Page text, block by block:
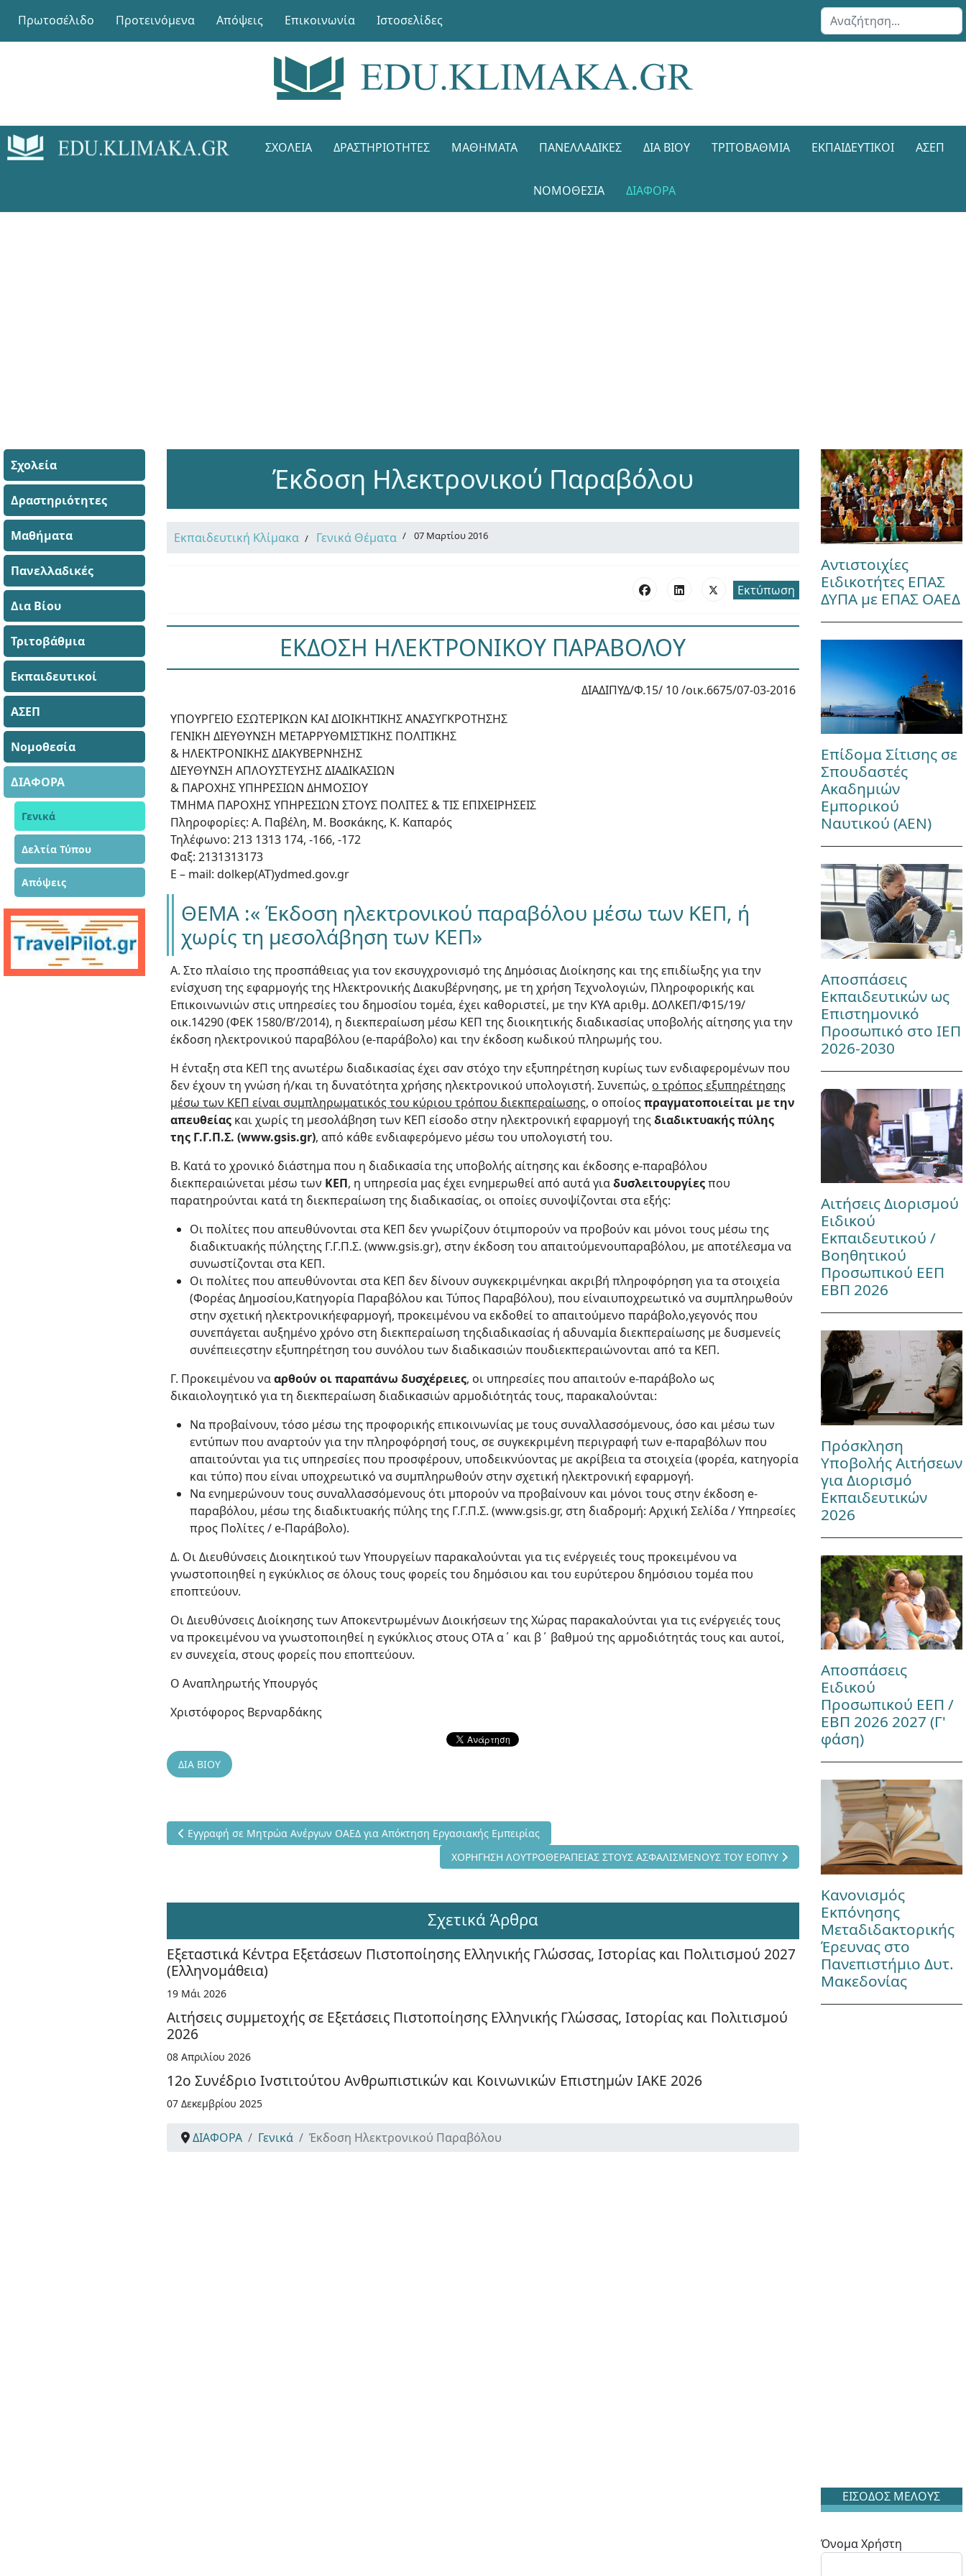
Πρωτοσέλιδο Προτεινόμενα Απόψεις Επικοινωνία Ιστοσελίδες Αναζήτηση...
ΣΧΟΛΕΊΑ ΔΡΑΣΤΗΡΙΌΤΗΤΕΣ ΜΑΘΉΜΑΤΑ ΠΑΝΕΛΛΑΔΙΚΈΣ ΔΙΑ ΒΊΟΥ ΤΡΙΤΟΒΆΘΜΙΑ ΕΚΠΑΙΔΕΥΤΙΚΟΊ ΑΣΕΠ
ΝΟΜΟΘΕΣΊΑ ΔΙΑΦΟΡΑ
Σχολεία
Δραστηριότητες
Μαθήματα
Πανελλαδικές
Δια Βίου
Τριτοβάθμια
Εκπαιδευτικοί
ΑΣΕΠ
Νομοθεσία
ΔΙΑΦΟΡΑ
Γενικά
Δελτία Τύπου
Απόψεις
Έκδοση Ηλεκτρονικού Παραβόλου
Εκπαιδευτική Κλίμακα Γενικά Θέματα 07 Μαρτίου 2016
Εκτύπωση
ΕΚΔΟΣΗ ΗΛΕΚΤΡΟΝΙΚΟΥ ΠΑΡΑΒΟΛΟΥ
ΔΙΑΔΙΠΥΔ/Φ.15/ 10 /οικ.6675/07-03-2016
ΥΠΟΥΡΓΕΙΟ ΕΣΩΤΕΡΙΚΩΝ ΚΑΙ ΔΙΟΙΚΗΤΙΚΗΣ ΑΝΑΣΥΓΚΡΟΤΗΣΗΣ
ΓΕΝΙΚΗ ΔΙΕΥΘΥΝΣΗ ΜΕΤΑΡΡΥΘΜΙΣΤΙΚΗΣ ΠΟΛΙΤΙΚΗΣ
& ΗΛΕΚΤΡΟΝΙΚΗΣ ΔΙΑΚΥΒΕΡΝΗΣΗΣ
ΔΙΕΥΘΥΝΣΗ ΑΠΛΟΥΣΤΕΥΣΗΣ ΔΙΑΔΙΚΑΣΙΩΝ
& ΠΑΡΟΧΗΣ ΥΠΗΡΕΣΙΩΝ ΔΗΜΟΣΙΟΥ
ΤΜΗΜΑ ΠΑΡΟΧΗΣ ΥΠΗΡΕΣΙΩΝ ΣΤΟΥΣ ΠΟΛΙΤΕΣ & ΤΙΣ ΕΠΙΧΕΙΡΗΣΕΙΣ
Πληροφορίες: Α. Παβέλη, Μ. Βοσκάκης, Κ. Καπαρός
Τηλέφωνο: 213 1313 174, -166, -172
Φαξ: 2131313173
E – mail: dolkep(ΑΤ)ydmed.gov.gr
ΘΕΜΑ :« Έκδοση ηλεκτρονικού παραβόλου μέσω των ΚΕΠ, ή
χωρίς τη μεσολάβηση των ΚΕΠ»
Α. Στο πλαίσιο της προσπάθειας για τον εκσυγχρονισμό της Δημόσιας Διοίκησης και της επιδίωξης για την
ενίσχυση της εφαρμογής της Ηλεκτρονικής Διακυβέρνησης, με τη χρήση Τεχνολογιών, Πληροφορικής και
Επικοινωνιών στις υπηρεσίες του δημοσίου τομέα, έχει καθοριστεί, με την ΚΥΑ αριθμ. ΔΟΛΚΕΠ/Φ15/19/
οικ.14290 (ΦΕΚ 1580/Β’/2014), η διεκπεραίωση μέσω ΚΕΠ της διοικητικής διαδικασίας υποβολής αίτησης για την
έκδοση ηλεκτρονικού παραβόλου (e-παράβολο) και την έκδοση κωδικού πληρωμής του.
Η ένταξη στα ΚΕΠ της ανωτέρω διαδικασίας έχει σαν στόχο την εξυπηρέτηση κυρίως των ενδιαφερομένων που
δεν έχουν τη γνώση ή/και τη δυνατότητα χρήσης ηλεκτρονικού υπολογιστή. Συνεπώς, ο τρόπος εξυπηρέτησης
μέσω των ΚΕΠ είναι συμπληρωματικός του κύριου τρόπου διεκπεραίωσης, o οποίοςπραγματοποιείται με την
απευθείας και χωρίς τη μεσολάβηση των ΚΕΠ είσοδο στην ηλεκτρονική εφαρμογή τηςδιαδικτυακής πύλης
της Γ.Γ.Π.Σ. (www.gsis.gr), από κάθε ενδιαφερόμενο μέσω του υπολογιστή του.
Β. Κατά το χρονικό διάστημα που η διαδικασία της υποβολής αίτησης και έκδοσης e-παραβόλου
διεκπεραιώνεται μέσω των ΚΕΠ, η υπηρεσία μας έχει ενημερωθεί από αυτά γιαδυσλειτουργίεςπου
παρατηρούνται κατά τη διεκπεραίωση της διαδικασίας, οι οποίες συνοψίζονται στα εξής:
Οι πολίτες που απευθύνονται στα ΚΕΠ δεν γνωρίζουν ότιμπορούν να προβούν και μόνοι τους μέσω της
διαδικτυακής πύληςτης Γ.Γ.Π.Σ. (www.gsis.gr), στην έκδοση του απαιτούμενουπαραβόλου, με αποτέλεσμα να
συνωστίζονται στα ΚΕΠ.
Οι πολίτες που απευθύνονται στα ΚΕΠ δεν δίνουν συγκεκριμένηκαι ακριβή πληροφόρηση για τα στοιχεία
(Φορέας Δημοσίου,Κατηγορία Παραβόλου και Τύπος Παραβόλου), που είναιυποχρεωτικό να συμπληρωθούν
στην σχετική ηλεκτρονικήεφαρμογή, προκειμένου να εκδοθεί το απαιτούμενο παράβολο,γεγονός που
συνεπάγεται αυξημένο χρόνο στη διεκπεραίωση τηςδιαδικασίας ή αδυναμία διεκπεραίωσης με δυσμενείς
συνέπειεςστην εξυπηρέτηση του συνόλου των διαδικασιών πουδιεκπεραιώνονται από τα ΚΕΠ.
Γ. Προκειμένου νααρθούν οι παραπάνω δυσχέρειες, οι υπηρεσίες που απαιτούν e-παράβολο ως
δικαιολογητικό για τη διεκπεραίωση διαδικασιών αρμοδιότητάς τους, παρακαλούνται:
Να προβαίνουν, τόσο μέσω της προφορικής επικοινωνίας με τους συναλλασσόμενους, όσο και μέσω των
εντύπων που αναρτούν για την πληροφόρησή τους, σε συγκεκριμένη περιγραφή των e-παραβόλων που
απαιτούνται για τις υπηρεσίες που προσφέρουν, υποδεικνύοντας με ακρίβεια τα στοιχεία (φορέα, κατηγορία
και τύπο) που είναι υποχρεωτικό να συμπληρωθούν στην σχετική ηλεκτρονική εφαρμογή.
Να ενημερώνουν τους συναλλασσόμενους ότι μπορούν να προβαίνουν και μόνοι τους στην έκδοση e-
παραβόλου, μέσω της διαδικτυακής πύλης της Γ.Γ.Π.Σ. (www.gsis.gr, στη διαδρομή: Αρχική Σελίδα / Υπηρεσίες
προς Πολίτες / e-Παράβολο).
Δ. Οι Διευθύνσεις Διοικητικού των Υπουργείων παρακαλούνται για τις ενέργειές τους προκειμένου να
γνωστοποιηθεί η εγκύκλιος σε όλους τους φορείς του δημόσιου και του ευρύτερου δημόσιου τομέα που
εποπτεύουν.
Οι Διευθύνσεις Διοίκησης των Αποκεντρωμένων Διοικήσεων της Χώρας παρακαλούνται για τις ενέργειές τους
να προκειμένου να γνωστοποιηθεί η εγκύκλιος στους ΟΤΑ α΄ και β΄ βαθμού της αρμοδιότητάς τους και αυτοί,
εν συνεχεία, στους φορείς που εποπτεύουν.
Ο Αναπληρωτής Υπουργός
Χριστόφορος Βερναρδάκης
ΔΙΑ ΒΙΟΥ
Προηγούμενο άρθρο: Εγγραφή σε Μητρώα Ανέργων ΟΑΕΔ για Απόκτηση Εργασιακής Εμπειρίας
Εγγραφή σε Μητρώα Ανέργων ΟΑΕΔ για Απόκτηση Εργασιακής Εμπειρίας
Επόμενο άρθρο: ΧΟΡΗΓΗΣΗ ΛΟΥΤΡΟΘΕΡΑΠΕΙΑΣ ΣΤΟΥΣ ΑΣΦΑΛΙΣΜΕΝΟΥΣ ΤΟΥ ΕΟΠΥΥ
ΧΟΡΗΓΗΣΗ ΛΟΥΤΡΟΘΕΡΑΠΕΙΑΣ ΣΤΟΥΣ ΑΣΦΑΛΙΣΜΕΝΟΥΣ ΤΟΥ ΕΟΠΥΥ
Σχετικά Άρθρα
Εξεταστικά Κέντρα Εξετάσεων Πιστοποίησης Ελληνικής Γλώσσας, Ιστορίας και Πολιτισμού 2027
(Ελληνομάθεια)
19 Μάι 2026
Αιτήσεις συμμετοχής σε Εξετάσεις Πιστοποίησης Ελληνικής Γλώσσας, Ιστορίας και Πολιτισμού
2026
08 Απριλίου 2026
12ο Συνέδριο Ινστιτούτου Ανθρωπιστικών και Κοινωνικών Επιστημών ΙΑΚΕ 2026
07 Δεκεμβρίου 2025
ΔΙΑΦΟΡΑ Γενικά Έκδοση Ηλεκτρονικού Παραβόλου
Αντιστοιχίες
Ειδικοτήτες ΕΠΑΣ
ΔΥΠΑ με ΕΠΑΣ ΟΑΕΔ
Επίδομα Σίτισης σε
Σπουδαστές
Ακαδημιών
Εμπορικού
Ναυτικού (ΑΕΝ)
Αποσπάσεις
Εκπαιδευτικών ως
Επιστημονικό
Προσωπικό στο ΙΕΠ
2026-2030
Αιτήσεις Διορισμού
Ειδικού
Εκπαιδευτικού /
Βοηθητικού
Προσωπικού ΕΕΠ
ΕΒΠ 2026
Πρόσκληση
Υποβολής Αιτήσεων
για Διορισμό
Εκπαιδευτικών
2026
Αποσπάσεις
Ειδικού
Προσωπικού ΕΕΠ /
ΕΒΠ 2026 2027 (Γ'
φάση)
Κανονισμός
Εκπόνησης
Μεταδιδακτορικής
Έρευνας στο
Πανεπιστήμιο Δυτ.
Μακεδονίας
ΕΙΣΟΔΟΣ ΜΕΛΟΥΣ
Όνομα Χρήστη